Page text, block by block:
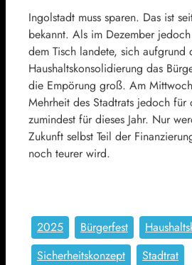
Ingolstadt muss sparen. Das ist
bekannt. Als im Dezember
dem Tisch landete, sich aufgrund
Haushaltskonsolidierung das
die Empörung groß. Am
Mehrheit des Stadtrats jedoch für
zumindest für dieses Jahr. Nur
Zukunft selbst Teil der
noch teurer wird.
2025 Bürgerfest
Sicherheitskonzept
Stadtrat